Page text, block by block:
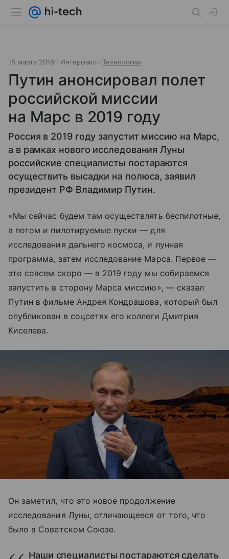
15 марта 2018 Интерфакс Технологии
Путин анонсировал полет
российской миссии
на Марс в 2019 году
Россия в 2019 году запустит миссию на Марс,
а в рамках нового исследования Луны
российские специалисты постараются
осуществить высадки на полюса, заявил
президент РФ Владимир Путин.
«Мы сейчас будем там осуществлять беспилотные,
а потом и пилотируемые пуски — для
исследования дальнего космоса, и лунная
программа, затем исследование Марса. Первое —
это совсем скоро — в 2019 году мы собираемся
запустить в сторону Марса миссию», — сказал
Путин в фильме Андрея Кондрашова, который был
опубликован в соцсетях его коллеги Дмитрия
Киселева.
Он заметил, что это новое продолжение
исследования Луны, отличающееся от того, что
было в Советском Союзе.
Наши специалисты постараются сделать